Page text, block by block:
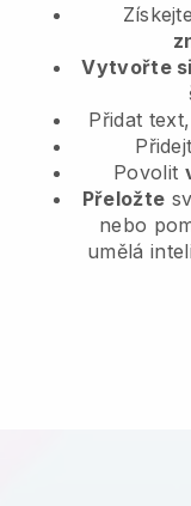
Vytvořte
Přidat
Povolit
Přeložte
nebo
umělá